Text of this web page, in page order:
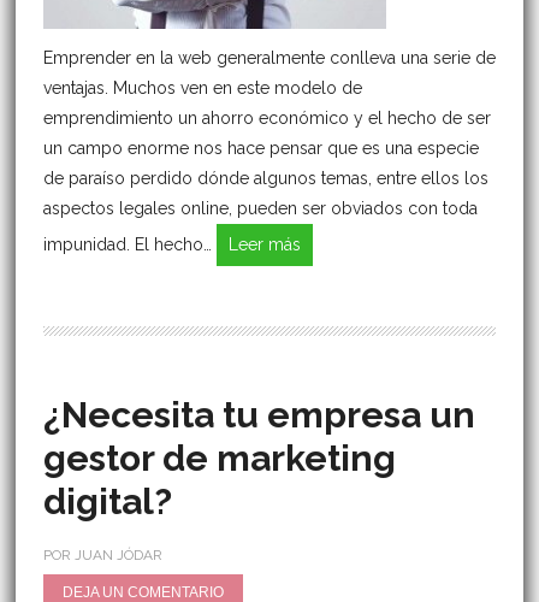
Emprender en la web generalmente conlleva una serie de
ventajas. Muchos ven en este modelo de
emprendimiento un ahorro económico y el hecho de ser
un campo enorme nos hace pensar que es una especie
de paraíso perdido dónde algunos temas, entre ellos los
aspectos legales online, pueden ser obviados con toda
impunidad. El hecho…
Leer más
¿Necesita tu empresa un
gestor de marketing
digital?
POR JUAN JÓDAR
DEJA UN COMENTARIO